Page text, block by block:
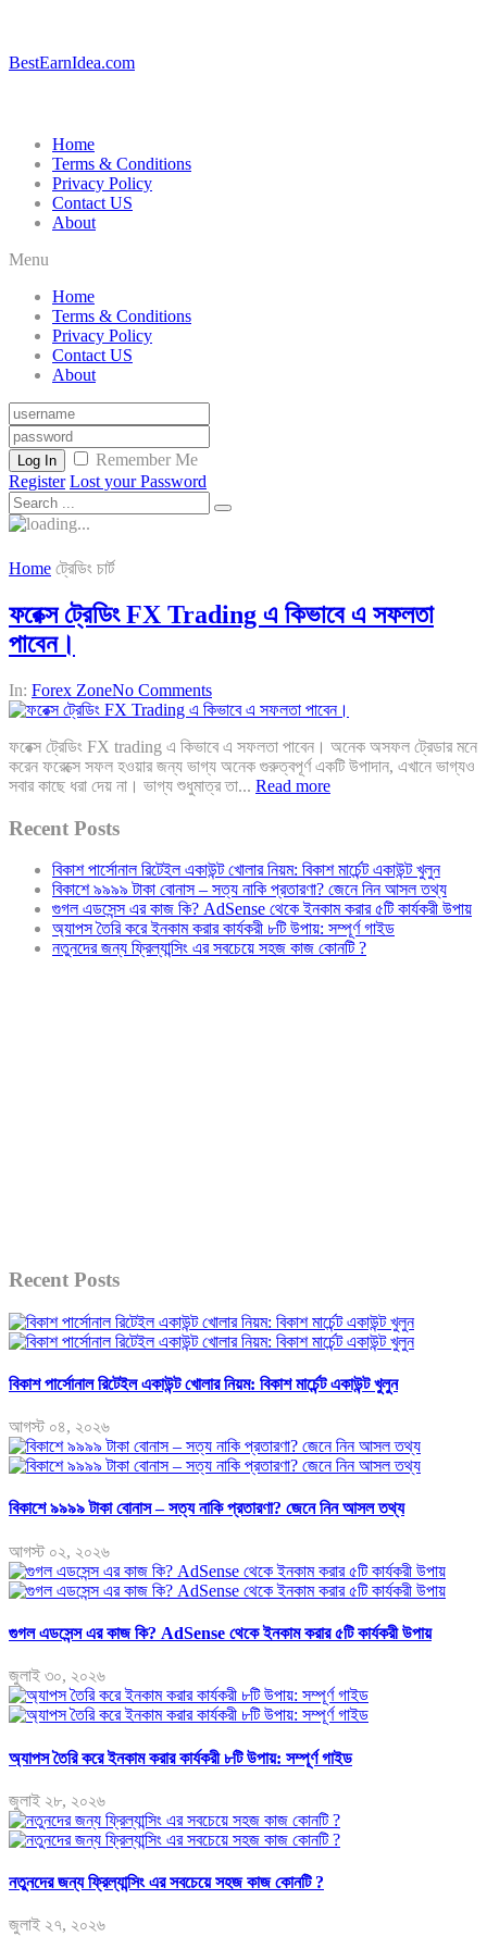
BestEarnIdea.com
Home
Terms & Conditions
Privacy Policy
Contact US
About
Menu
Home
Terms & Conditions
Privacy Policy
Contact US
About
Log In
Remember Me
Register Lost your Password
Home ট্রেডিং চার্ট
ফরেক্স ট্রেডিং FX Trading এ কিভাবে এ সফলতা
পাবেন।
In: Forex ZoneNo Comments
ফরেক্স ট্রেডিং FX trading এ কিভাবে এ সফলতা পাবেন। অনেক অসফল ট্রেডার মনে
করেন ফরেক্সে সফল হওয়ার জন্য ভাগ্য অনেক গুরুত্বপূর্ণ একটি উপাদান, এখানে ভাগ্যও
সবার কাছে ধরা দেয় না। ভাগ্য শুধুমাত্র তা... Read more
Recent Posts
বিকাশ পার্সোনাল রিটেইল একাউন্ট খোলার নিয়ম: বিকাশ মার্চেন্ট একাউন্ট খুলুন
বিকাশে ৯৯৯৯ টাকা বোনাস – সত্য নাকি প্রতারণা? জেনে নিন আসল তথ্য
গুগল এডসেন্স এর কাজ কি? AdSense থেকে ইনকাম করার ৫টি কার্যকরী উপায়
অ্যাপস তৈরি করে ইনকাম করার কার্যকরী ৮টি উপায়: সম্পূর্ণ গাইড
নতুনদের জন্য ফ্রিল্যান্সিং এর সবচেয়ে সহজ কাজ কোনটি ?
Recent Posts
বিকাশ পার্সোনাল রিটেইল একাউন্ট খোলার নিয়ম: বিকাশ মার্চেন্ট একাউন্ট খুলুন
আগস্ট ০৪, ২০২৬
বিকাশে ৯৯৯৯ টাকা বোনাস – সত্য নাকি প্রতারণা? জেনে নিন আসল তথ্য
আগস্ট ০২, ২০২৬
গুগল এডসেন্স এর কাজ কি? AdSense থেকে ইনকাম করার ৫টি কার্যকরী উপায়
জুলাই ৩০, ২০২৬
অ্যাপস তৈরি করে ইনকাম করার কার্যকরী ৮টি উপায়: সম্পূর্ণ গাইড
জুলাই ২৮, ২০২৬
নতুনদের জন্য ফ্রিল্যান্সিং এর সবচেয়ে সহজ কাজ কোনটি ?
জুলাই ২৭, ২০২৬